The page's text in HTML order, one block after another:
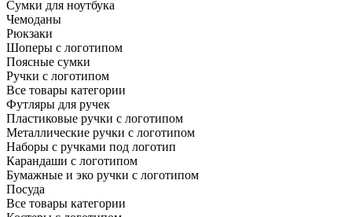
Сумки для ноутбука
Чемоданы
Рюкзаки
Шоперы с логотипом
Поясные сумки
Ручки с логотипом
Все товары категории
Футляры для ручек
Пластиковые ручки с логотипом
Металлические ручки с логотипом
Наборы с ручками под логотип
Карандаши с логотипом
Бумажные и эко ручки с логотипом
Посуда
Все товары категории